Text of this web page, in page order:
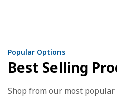
Popular Options
Best Selling
Shop from our most